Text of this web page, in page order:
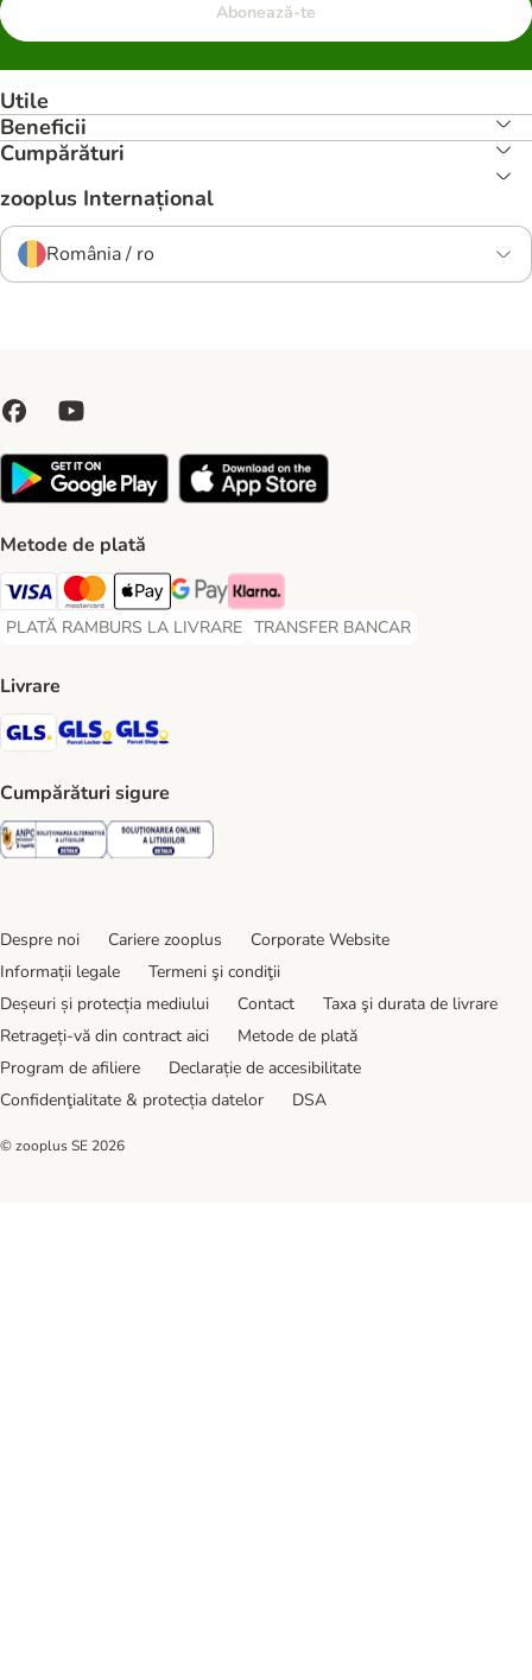
Abonează-te
Utile
Beneficii
Cumpărături
zooplus Internațional
România / ro
Metode de plată
Visa Payment Method
Master Card Payment Method
Apple Pay Payment Method
Google Pay Payment Method
Klarna Payment Method
PLATĂ RAMBURS LA LIVRARE
PLATĂ RAMBURS LA LIVRARE Payment Method
TRANSFER BANCAR
TRANSFER BANCAR Payment
Livrare
GLS Shipping Method
GLS Locker Shipping Method
Cumpărături sigure
Security Security
Despre noi Cariere zooplus
Corporate Website
Informații legale
Termeni şi condiţii
Deșeuri și protecția mediului
Contact
Taxa şi durata de livrare
Retrageți-vă din contract aici
Metode de plată
Program de afiliere
Declarație de accesibilitate
Confidenţialitate & protecția datelor
DSA
© zooplus SE 2026